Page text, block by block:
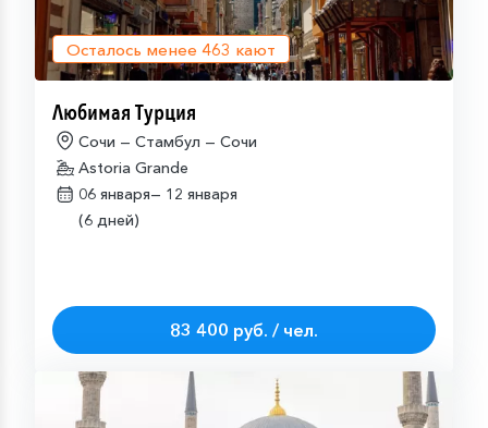
Осталось менее 463 кают
Любимая Турция
Сочи — Стамбул — Сочи
Astoria Grande
06 января— 12 января
(6 дней)
83 400 руб. / чел.